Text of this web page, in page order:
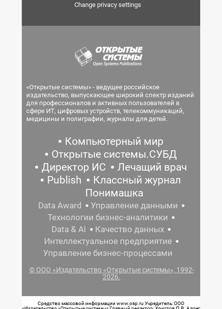
Change privacy settings
«Открытые системы» - ведущее российское
издательство, выпускающее широкий спектр изданий
для профессионалов и активных пользователей в
сфере ИТ, цифровых устройств, телекоммуникаций,
медицины и полиграфии, журналы для детей.
Компьютерный мир
Открытые системы.СУБД
Директор ИС
Лечащий врач
Publish
Классный журнал
Понимашка
Data Award
Управление данными
Технологии бизнес-аналитики
Data & AI
Качество данных
Интеллектуальное предприятие
Управление бизнес-процессами
© ООО «Издательство «Открытые системы», 1992-
2026.
Средство массовой информации www.osp.ru Учредитель: ООО